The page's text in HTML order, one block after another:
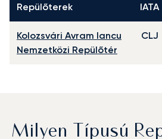
Repülőterek IATA
Kolozsvári Avram Iancu
Nemzetközi Repülőtér
CLJ
Milyen Típusú